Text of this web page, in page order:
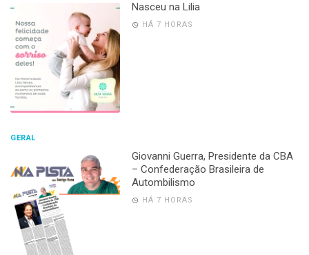
Nasceu na Lilia
HÁ 7 HORAS
GERAL
Giovanni Guerra, Presidente da CBA
– Confederação Brasileira de
Autombilismo
HÁ 7 HORAS